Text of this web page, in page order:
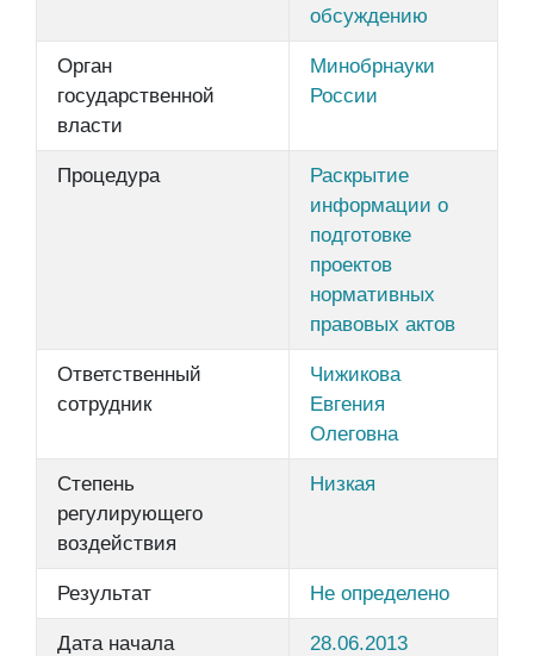
обсуждению
Орган
государственной
власти
Минобрнауки
России
Процедура
Раскрытие
информации о
подготовке
проектов
нормативных
правовых актов
Ответственный
сотрудник
Чижикова
Евгения
Олеговна
Степень
регулирующего
воздействия
Низкая
Результат Не определено
Дата начала 28.06.2013